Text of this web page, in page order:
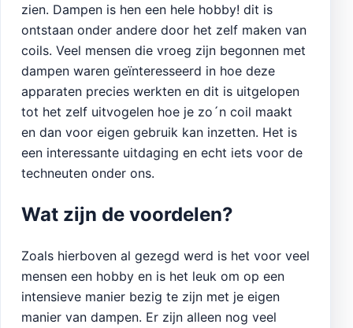
zien. Dampen is hen een hele hobby! dit is
ontstaan onder andere door het zelf maken van
coils. Veel mensen die vroeg zijn begonnen met
dampen waren geïnteresseerd in hoe deze
apparaten precies werkten en dit is uitgelopen
tot het zelf uitvogelen hoe je zo´n coil maakt
en dan voor eigen gebruik kan inzetten. Het is
een interessante uitdaging en echt iets voor de
techneuten onder ons.
Wat zijn de voordelen?
Zoals hierboven al gezegd werd is het voor veel
mensen een hobby en is het leuk om op een
intensieve manier bezig te zijn met je eigen
manier van dampen. Er zijn alleen nog veel